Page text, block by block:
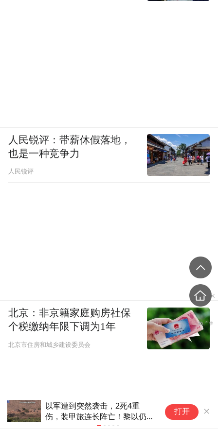
以军遭到突然袭击，2死4重
伤，装甲旅连长阵亡！黎以仍在
谈，美国拉偏架
打开
人民锐评：带薪休假落地，
也是一种竞争力
人民锐评
北京：非京籍家庭购房社保
个税缴纳年限下调为1年
北京市住房和城乡建设委员会